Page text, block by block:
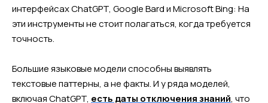
интерфейсах ChatGPT, Google Bard и Microsoft Bing: На
эти инструменты не стоит полагаться, когда требуется
точность.
Большие языковые модели способны выявлять
текстовые паттерны, а не факты. И у ряда моделей,
включая ChatGPT, есть даты отключения знаний, что